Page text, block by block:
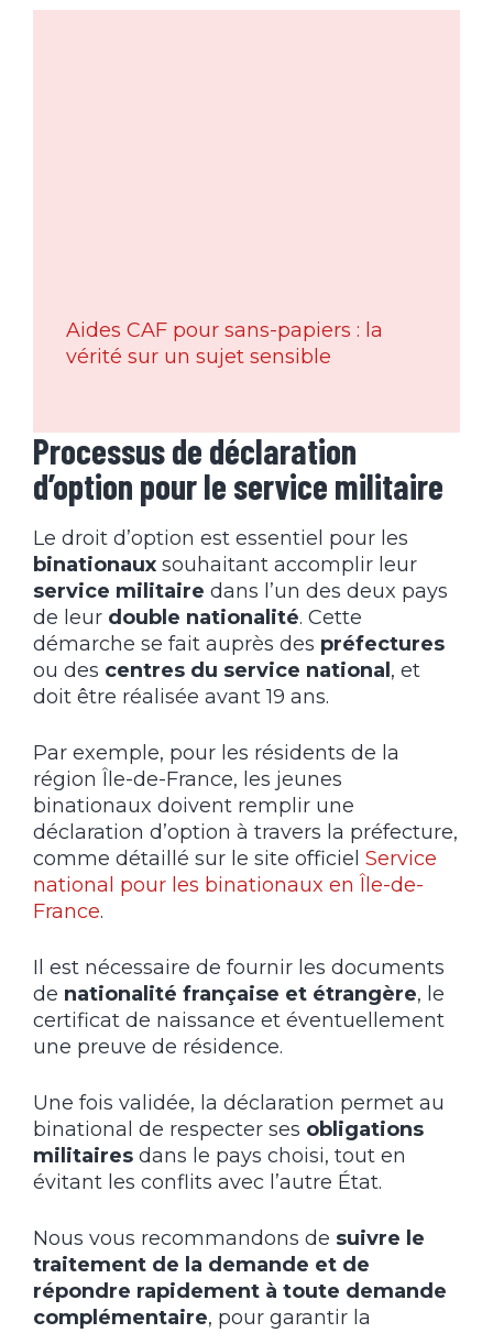
Aides CAF pour sans-papiers : la
vérité sur un sujet sensible
Processus de déclaration
d’option pour le service militaire
Le droit d’option est essentiel pour les
binationaux souhaitant accomplir leur
service militaire dans l’un des deux pays
de leur double nationalité. Cette
démarche se fait auprès des préfectures
ou des centres du service national, et
doit être réalisée avant 19 ans.
Par exemple, pour les résidents de la
région Île-de-France, les jeunes
binationaux doivent remplir une
déclaration d’option à travers la préfecture,
comme détaillé sur le site officiel Service
national pour les binationaux en Île-de-
France.
Il est nécessaire de fournir les documents
de nationalité française et étrangère, le
certificat de naissance et éventuellement
une preuve de résidence.
Une fois validée, la déclaration permet au
binational de respecter ses obligations
militaires dans le pays choisi, tout en
évitant les conflits avec l’autre État.
Nous vous recommandons de suivre le
traitement de la demande et de
répondre rapidement à toute demande
complémentaire, pour garantir la